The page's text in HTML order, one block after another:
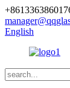
English